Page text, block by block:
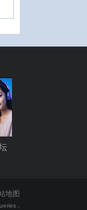
地图
.